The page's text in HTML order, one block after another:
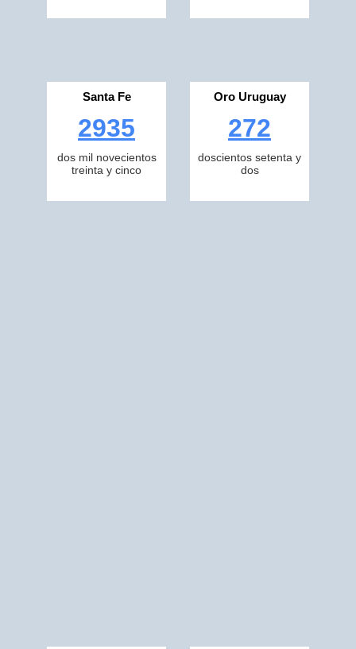
Santa Fe
2935
dos mil novecientos
treinta y cinco
Oro Uruguay
272
doscientos setenta y
dos